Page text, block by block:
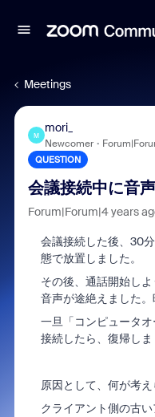
Meetings
M
mori_
Newcomer
QUESTION
会議接続中に音
Forum|Forum|4 years
会議接続した後、30
態で放置しました。
その後、通話開始し
音声が途絶えました。
一旦「コンピュータ
接続したら、復帰しま
原因として、何が考
クライアント側の古